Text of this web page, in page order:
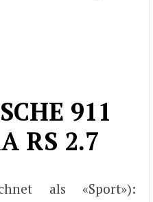
911
RS 2.7
als «Sport»):